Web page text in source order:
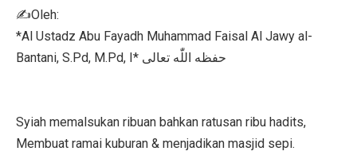
✍️Oleh:
*Al Ustadz Abu Fayadh Muhammad Faisal Al Jawy al-
Bantani, S.Pd, M.Pd, I* حفظه اللّٰه تعالى
Syiah memalsukan ribuan bahkan ratusan ribu hadits,
Membuat ramai kuburan & menjadikan masjid sepi.